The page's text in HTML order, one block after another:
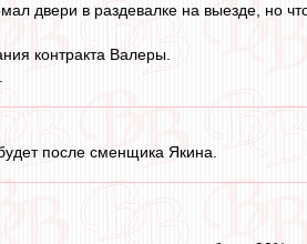
двери в раздевалке на выезде, но
контракта Валеры.
после сменщика Якина.